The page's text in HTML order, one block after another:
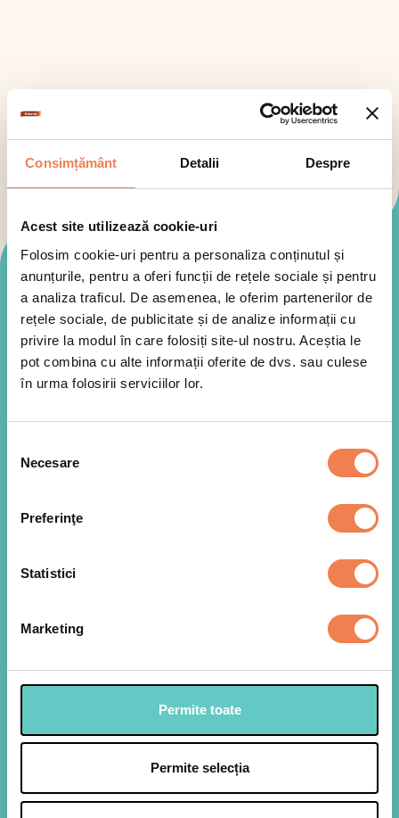
Consimțământ Detalii Despre
Acest site utilizează cookie-uri
Folosim cookie-uri pentru a personaliza conținutul și
anunțurile, pentru a oferi funcții de rețele sociale și pentru
a analiza traficul. De asemenea, le oferim partenerilor de
rețele sociale, de publicitate și de analize informații cu
privire la modul în care folosiți site-ul nostru. Aceștia le
pot combina cu alte informații oferite de dvs. sau culese
în urma folosirii serviciilor lor.
consimțământului
Necesare
Preferinţe
Statistici
Marketing
Permite toate
Permite selecția
Mod de preparare
Mixam amestecul de ierburi uscate provensale cu
pastrav, decongelate in prealabil, intr-o tava pe
hartie de copt si le ungem cu aceasta pasta.
Introducem tava in cuptorul preincalzit la 150 oC
2
Intr-o oala cu apa clocotita, adaugam o lingurita
congelata Edenia, pe care o blansam 2 minute.
rupem in bucati mai mici.